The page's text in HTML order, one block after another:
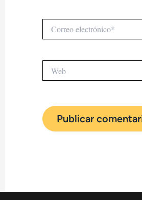
electrónico*